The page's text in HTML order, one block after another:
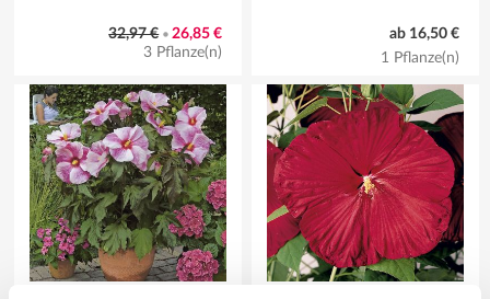
32,97 € • 26,85 €
3 Pflanze(n)
ab 16,50 €
1 Pflanze(n)